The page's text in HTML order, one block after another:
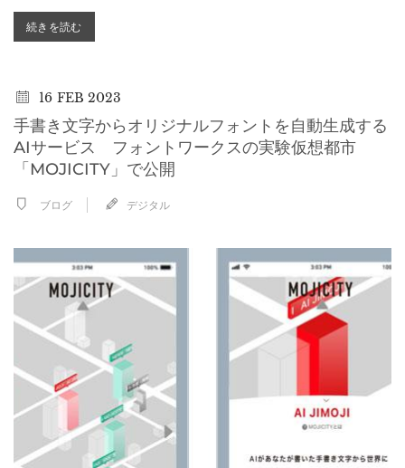
続きを読む
16 FEB 2023
手書き文字からオリジナルフォントを自動生成する
AIサービス フォントワークスの実験仮想都市
「MOJICITY」で公開
ブログ デジタル